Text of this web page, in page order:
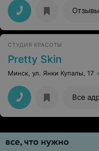
Отзывы
СТУДИЯ КРАСОТЫ
Pretty Skin
Минск, ул. Янки Купалы, 17
Все